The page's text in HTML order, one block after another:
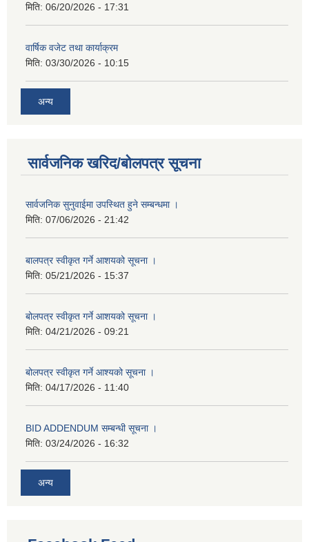
मिति: 06/20/2026 - 17:31
वार्षिक वजेट तथा कार्याक्रम
मिति: 03/30/2026 - 10:15
अन्य
सार्वजनिक खरिद/बोलपत्र सूचना
सार्वजनिक सुनुवाईमा उपस्थित हुने सम्बन्धमा ।
मिति: 07/06/2026 - 21:42
बालपत्र स्वीकृत गर्ने आशयको सूचना ।
मिति: 05/21/2026 - 15:37
बोलपत्र स्वीकृत गर्ने आशयको सूचना ।
मिति: 04/21/2026 - 09:21
बोलपत्र स्वीकृत गर्ने आश्यको सूचना ।
मिति: 04/17/2026 - 11:40
BID ADDENDUM सम्बन्धी सूचना ।
मिति: 03/24/2026 - 16:32
अन्य